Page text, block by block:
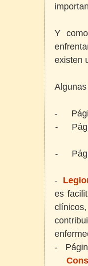
Y
existen
-
-
-
-
es
-